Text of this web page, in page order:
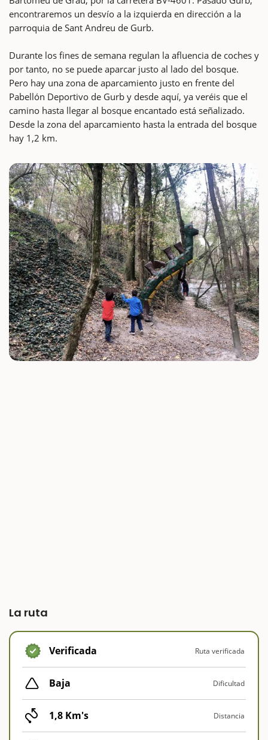
encontraremos un desvío a la izquierda en dirección a la
parroquia de Sant Andreu de Gurb.
Durante los fines de semana regulan la afluencia de coches y
por tanto, no se puede aparcar justo al lado del bosque.
Pero hay una zona de aparcamiento justo en frente del
Pabellón Deportivo de Gurb y desde aquí, ya veréis que el
camino hasta llegar al bosque encantado está señalizado.
Desde la zona del aparcamiento hasta la entrada del bosque
hay 1,2 km.
La ruta
Verificada Ruta verificada
Baja Dificultad
1,8 Km's Distancia